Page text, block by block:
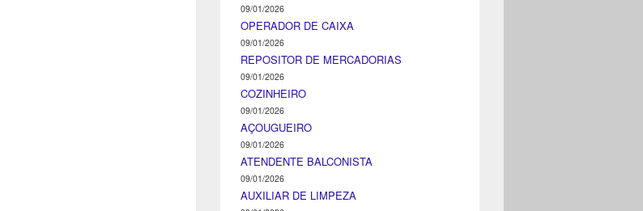
09/01/2026
OPERADOR DE CAIXA
09/01/2026
REPOSITOR DE MERCADORIAS
09/01/2026
COZINHEIRO
09/01/2026
AÇOUGUEIRO
09/01/2026
ATENDENTE BALCONISTA
09/01/2026
AUXILIAR DE LIMPEZA